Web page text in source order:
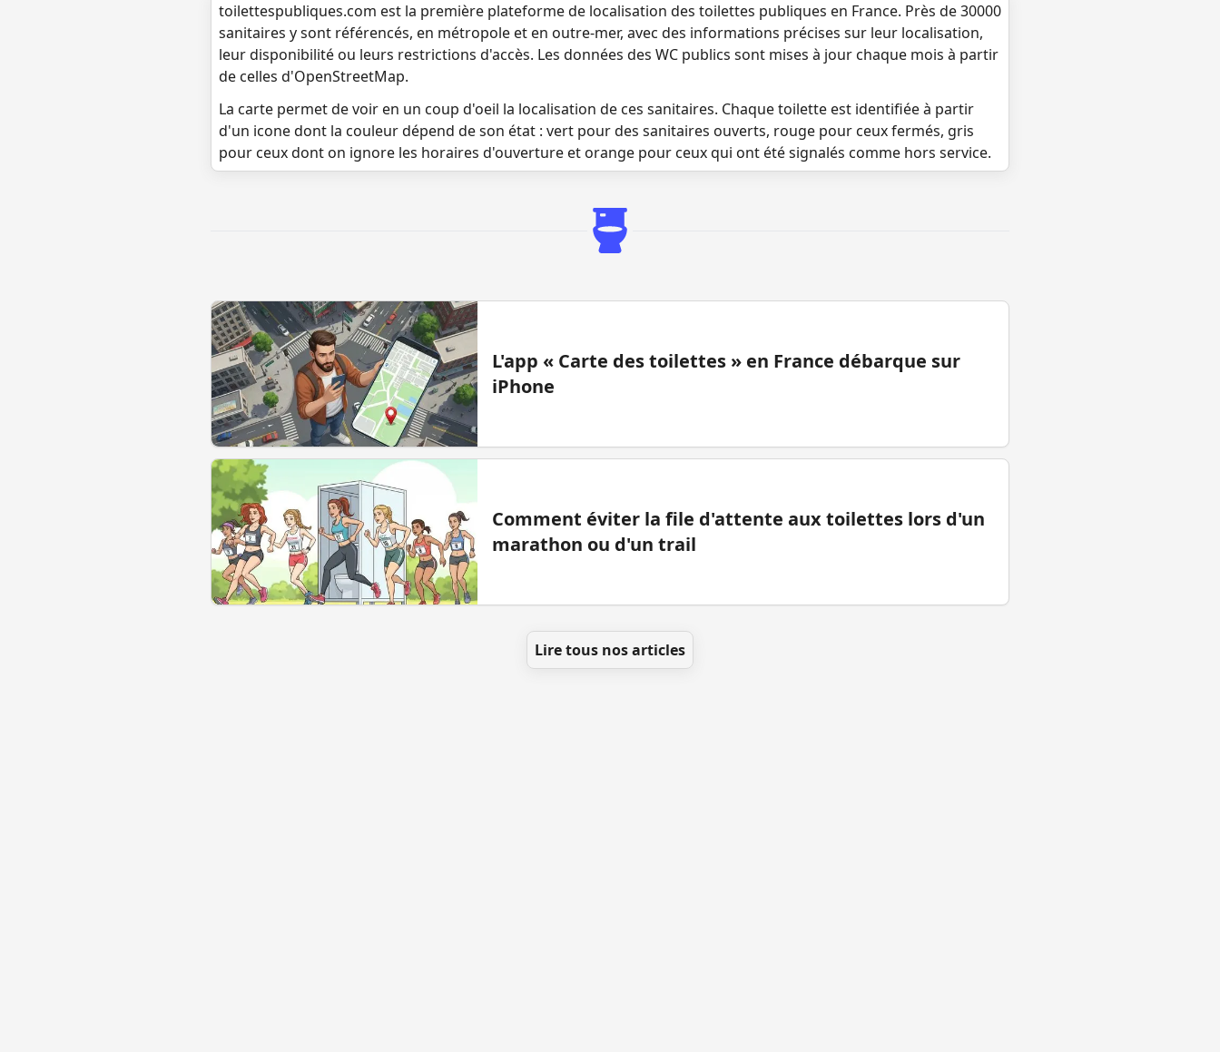
toilettespubliques.com est la première plateforme de localisation des toilettes publiques en France. Près de 30000
sanitaires y sont référencés, en métropole et en outre-mer, avec des informations précises sur leur localisation,
leur disponibilité ou leurs restrictions d'accès. Les données des WC publics sont mises à jour chaque mois à partir
de celles d'OpenStreetMap.
La carte permet de voir en un coup d'oeil la localisation de ces sanitaires. Chaque toilette est identifiée à partir
d'un icone dont la couleur dépend de son état : vert pour des sanitaires ouverts, rouge pour ceux fermés, gris
pour ceux dont on ignore les horaires d'ouverture et orange pour ceux qui ont été signalés comme hors service.
L'app « Carte des toilettes » en France débarque sur
iPhone
Comment éviter la file d'attente aux toilettes lors d'un
marathon ou d'un trail
Lire tous nos articles